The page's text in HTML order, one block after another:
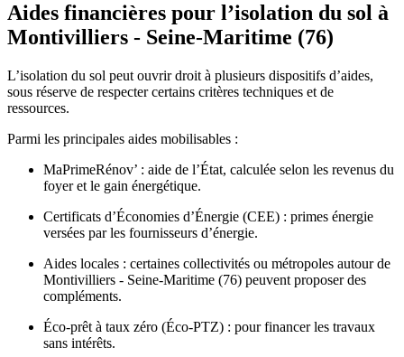
Aides financières pour l’isolation du sol à
Montivilliers - Seine-Maritime (76)
L’isolation du sol peut ouvrir droit à plusieurs dispositifs d’aides,
sous réserve de respecter certains critères techniques et de
ressources.
Parmi les principales aides mobilisables :
MaPrimeRénov’ : aide de l’État, calculée selon les revenus du
foyer et le gain énergétique.
Certificats d’Économies d’Énergie (CEE) : primes énergie
versées par les fournisseurs d’énergie.
Aides locales : certaines collectivités ou métropoles autour de
Montivilliers - Seine-Maritime (76) peuvent proposer des
compléments.
Éco-prêt à taux zéro (Éco-PTZ) : pour financer les travaux
sans intérêts.